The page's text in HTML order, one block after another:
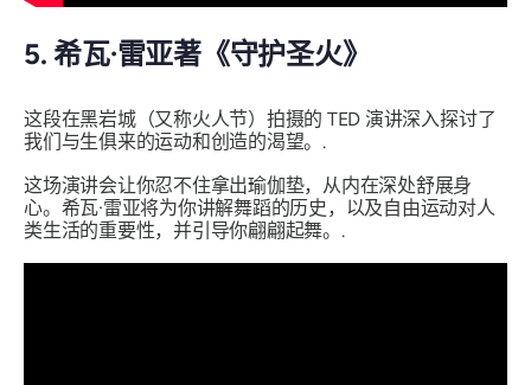
5. 希瓦·雷亚著《守护圣火》
这段在黑岩城（又称火人节）拍摄的 TED 演讲深入探讨了
我们与生俱来的运动和创造的渴望。.
这场演讲会让你忍不住拿出瑜伽垫，从内在深处舒展身
心。希瓦·雷亚将为你讲解舞蹈的历史，以及自由运动对人
类生活的重要性，并引导你翩翩起舞。.